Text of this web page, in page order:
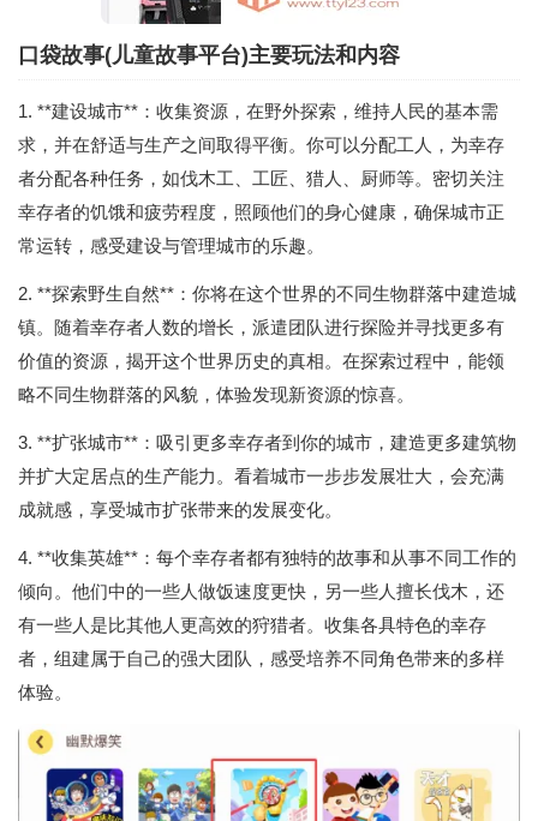
口袋故事(儿童故事平台)主要玩法和内容
1. **建设城市**：收集资源，在野外探索，维持人民的基本需
求，并在舒适与生产之间取得平衡。你可以分配工人，为幸存
者分配各种任务，如伐木工、工匠、猎人、厨师等。密切关注
幸存者的饥饿和疲劳程度，照顾他们的身心健康，确保城市正
常运转，感受建设与管理城市的乐趣。
2. **探索野生自然**：你将在这个世界的不同生物群落中建造城
镇。随着幸存者人数的增长，派遣团队进行探险并寻找更多有
价值的资源，揭开这个世界历史的真相。在探索过程中，能领
略不同生物群落的风貌，体验发现新资源的惊喜。
3. **扩张城市**：吸引更多幸存者到你的城市，建造更多建筑物
并扩大定居点的生产能力。看着城市一步步发展壮大，会充满
成就感，享受城市扩张带来的发展变化。
4. **收集英雄**：每个幸存者都有独特的故事和从事不同工作的
倾向。他们中的一些人做饭速度更快，另一些人擅长伐木，还
有一些人是比其他人更高效的狩猎者。收集各具特色的幸存
者，组建属于自己的强大团队，感受培养不同角色带来的多样
体验。